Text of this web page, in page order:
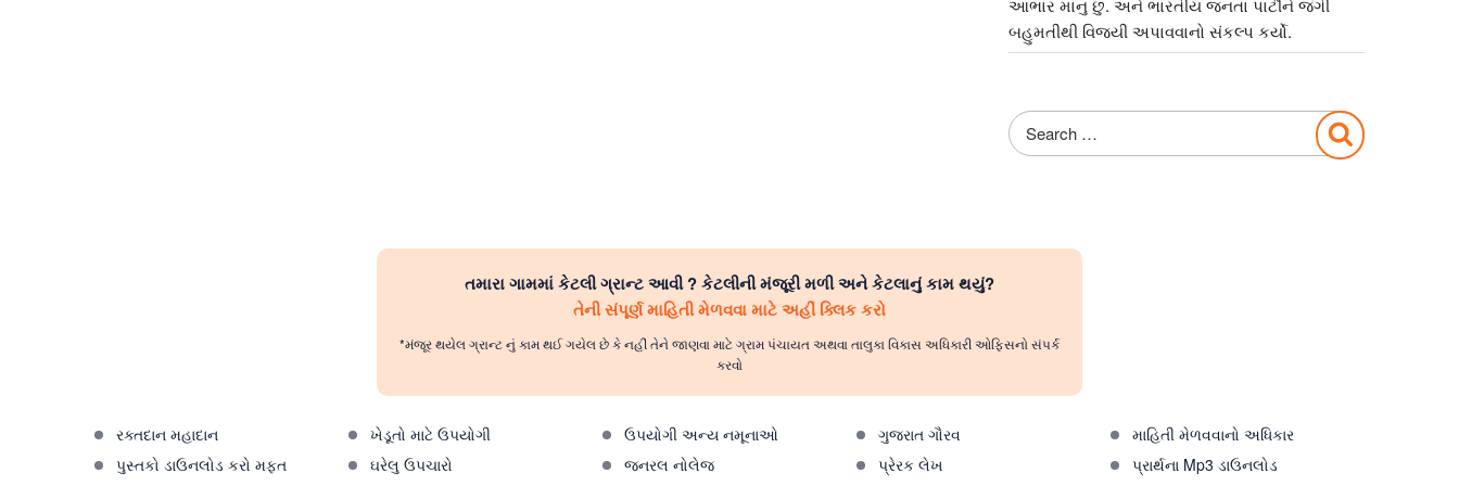
બહુમતીથી વિજયી અપાવવાનો સંકલ્પ કર્યો.
Search
for:
Search
તમારા ગામમાં કેટલી ગ્રાન્ટ આવી ? કેટલીની મંજૂરી મળી અને કેટલાનું કામ થયું?
તેની સંપૂર્ણ માહિતી મેળવવા માટે અહીં ક્લિક કરો
*મંજૂર થયેલ ગ્રાન્ટ નું કામ થઈ ગયેલ છે કે નહીં તેને જાણવા માટે ગ્રામ પંચાયત અથવા તાલુકા વિકાસ અધિકારી ઓફિસનો સંપર્ક
કરવો
રક્તદાન મહાદાન ખેડૂતો માટે ઉપયોગી ઉપયોગી અન્ય નમૂનાઓ ગુજરાત ગૌરવ
માહિતી મેળવવાનો અધિકાર
પુસ્તકો ડાઉનલોડ કરો મફત
ઘરેલુ ઉપચારો જનરલ નોલેજ પ્રેરક લેખ
પ્રાર્થના Mp3 ડાઉનલોડ